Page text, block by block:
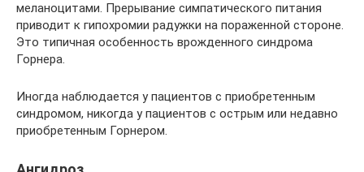
меланоцитами. Прерывание симпатического питания
приводит к гипохромии радужки на пораженной стороне.
Это типичная особенность врожденного синдрома
Горнера.
Иногда наблюдается у пациентов с приобретенным
синдромом, никогда у пациентов с острым или недавно
приобретенным Горнером.